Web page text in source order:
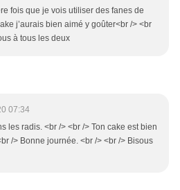
fois que je vois utiliser des fanes de
j’aurais bien aimé y goûter<br /> <br
à tous les deux
07:34
les radis. <br /> <br /> Ton cake est bien
/> Bonne journée. <br /> <br /> Bisous